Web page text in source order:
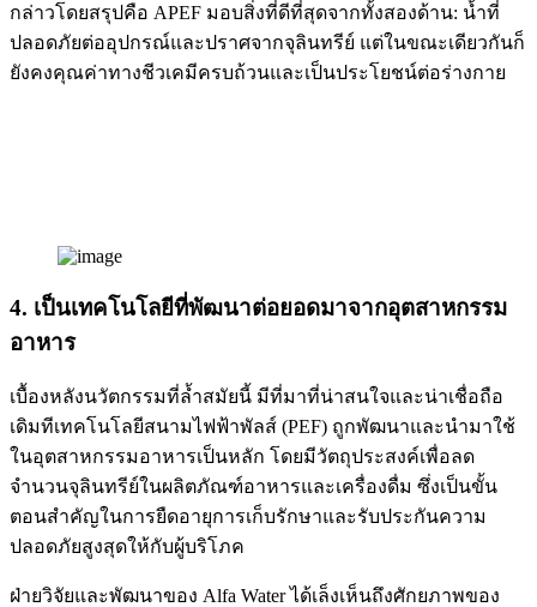
กล่าวโดยสรุปคือ APEF มอบสิ่งที่ดีที่สุดจากทั้งสองด้าน: น้ำที่
ปลอดภัยต่ออุปกรณ์และปราศจากจุลินทรีย์ แต่ในขณะเดียวกันก็
ยังคงคุณค่าทางชีวเคมีครบถ้วนและเป็นประโยชน์ต่อร่างกาย
4. เป็นเทคโนโลยีที่พัฒนาต่อยอดมาจากอุตสาหกรรม
อาหาร
เบื้องหลังนวัตกรรมที่ล้ำสมัยนี้ มีที่มาที่น่าสนใจและน่าเชื่อถือ
เดิมทีเทคโนโลยีสนามไฟฟ้าพัลส์ (PEF) ถูกพัฒนาและนำมาใช้
ในอุตสาหกรรมอาหารเป็นหลัก โดยมีวัตถุประสงค์เพื่อลด
จำนวนจุลินทรีย์ในผลิตภัณฑ์อาหารและเครื่องดื่ม ซึ่งเป็นขั้น
ตอนสำคัญในการยืดอายุการเก็บรักษาและรับประกันความ
ปลอดภัยสูงสุดให้กับผู้บริโภค
ฝ่ายวิจัยและพัฒนาของ Alfa Water ได้เล็งเห็นถึงศักยภาพของ